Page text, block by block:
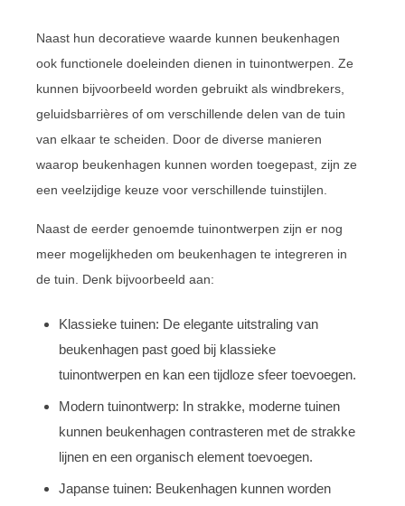
Naast hun decoratieve waarde kunnen beukenhagen
ook functionele doeleinden dienen in tuinontwerpen. Ze
kunnen bijvoorbeeld worden gebruikt als windbrekers,
geluidsbarrières of om verschillende delen van de tuin
van elkaar te scheiden. Door de diverse manieren
waarop beukenhagen kunnen worden toegepast, zijn ze
een veelzijdige keuze voor verschillende tuinstijlen.
Naast de eerder genoemde tuinontwerpen zijn er nog
meer mogelijkheden om beukenhagen te integreren in
de tuin. Denk bijvoorbeeld aan:
Klassieke tuinen: De elegante uitstraling van
beukenhagen past goed bij klassieke
tuinontwerpen en kan een tijdloze sfeer toevoegen.
Modern tuinontwerp: In strakke, moderne tuinen
kunnen beukenhagen contrasteren met de strakke
lijnen en een organisch element toevoegen.
Japanse tuinen: Beukenhagen kunnen worden